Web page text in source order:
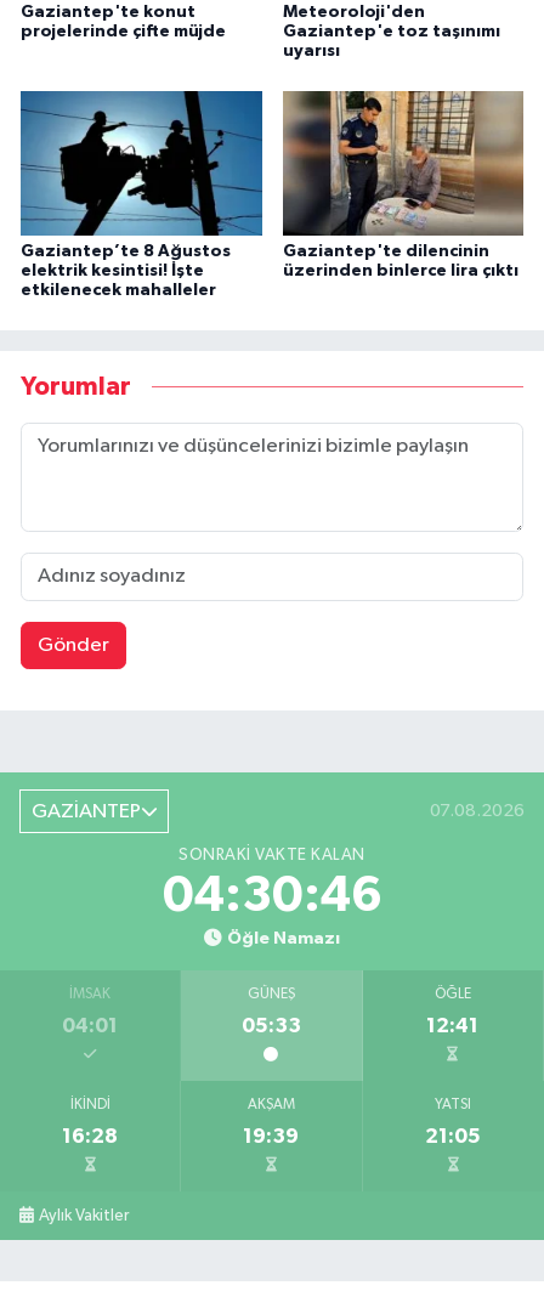
Gaziantep'te konut
projelerinde çifte müjde
Meteoroloji'den
Gaziantep'e toz taşınımı
uyarısı
Gaziantep’te 8 Ağustos
elektrik kesintisi! İşte
etkilenecek mahalleler
Gaziantep'te dilencinin
üzerinden binlerce lira çıktı
Yorumlar
Gönder
GAZİANTEP 07.08.2026
SONRAKI VAKTE KALAN
04:30:45
Öğle Namazı
İMSAK
04:01
GÜNEŞ
05:33
ÖĞLE
12:41
İKINDI
16:28
AKŞAM
19:39
YATSI
21:05
Aylık Vakitler